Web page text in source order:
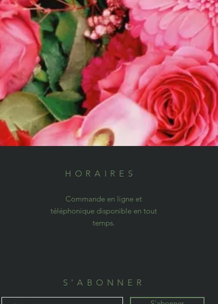
Le petit Framboises d'Amour mélangés
HORAIRES
Commande en ligne et
téléphonique disponible en tout
temps.
S'ABONNER